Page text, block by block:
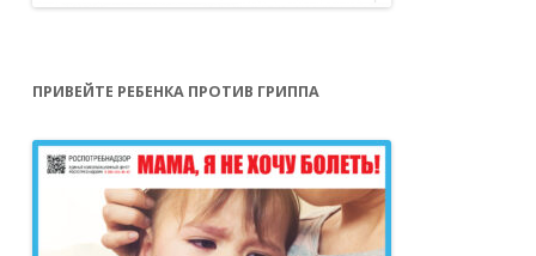
ПРИВЕЙТЕ РЕБЕНКА ПРОТИВ ГРИППА